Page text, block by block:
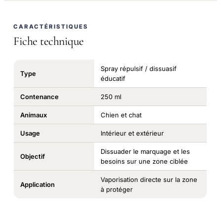
CARACTÉRISTIQUES
Fiche technique
Type
Spray répulsif / dissuasif
éducatif
Contenance 250 ml
Animaux Chien et chat
Usage Intérieur et extérieur
Objectif
Dissuader le marquage et les
besoins sur une zone ciblée
Application
Vaporisation directe sur la zone
à protéger